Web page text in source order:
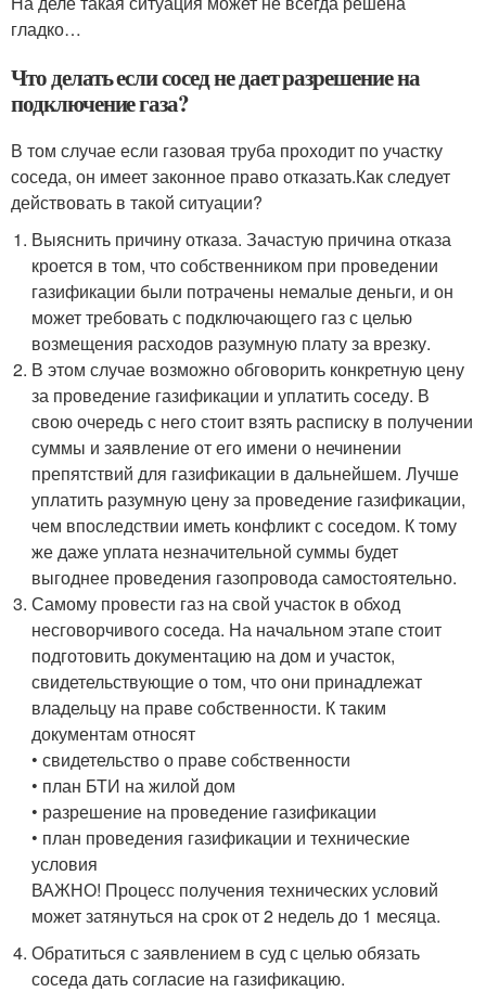
гладко…
Что делать если сосед не дает разрешение на
подключение газа?
В том случае если газовая труба проходит по участку
соседа, он имеет законное право отказать.Как следует
действовать в такой ситуации?
Выяснить причину отказа. Зачастую причина отказа
кроется в том, что собственником при проведении
газификации были потрачены немалые деньги, и он
может требовать с подключающего газ с целью
возмещения расходов разумную плату за врезку.
В этом случае возможно обговорить конкретную цену
за проведение газификации и уплатить соседу. В
свою очередь с него стоит взять расписку в получении
суммы и заявление от его имени о нечинении
препятствий для газификации в дальнейшем. Лучше
уплатить разумную цену за проведение газификации,
чем впоследствии иметь конфликт с соседом. К тому
же даже уплата незначительной суммы будет
выгоднее проведения газопровода самостоятельно.
Самому провести газ на свой участок в обход
несговорчивого соседа. На начальном этапе стоит
подготовить документацию на дом и участок,
свидетельствующие о том, что они принадлежат
владельцу на праве собственности. К таким
документам относят
• свидетельство о праве собственности
• план БТИ на жилой дом
• разрешение на проведение газификации
• план проведения газификации и технические
условия
ВАЖНО! Процесс получения технических условий
может затянуться на срок от 2 недель до 1 месяца.
Обратиться с заявлением в суд с целью обязать
соседа дать согласие на газификацию.